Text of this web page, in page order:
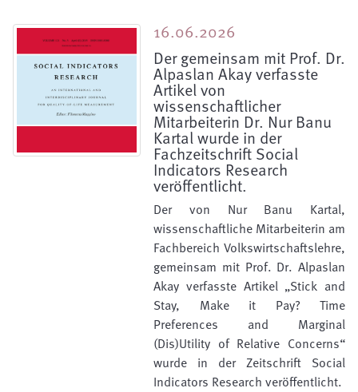
16.06.2026
Der gemeinsam mit Prof. Dr.
Alpaslan Akay verfasste
Artikel von
wissenschaftlicher
Mitarbeiterin Dr. Nur Banu
Kartal wurde in der
Fachzeitschrift Social
Indicators Research
veröffentlicht.
Der von Nur Banu Kartal,
wissenschaftliche Mitarbeiterin am
Fachbereich Volkswirtschaftslehre,
gemeinsam mit Prof. Dr. Alpaslan
Akay verfasste Artikel „Stick and
Stay, Make it Pay? Time
Preferences and Marginal
(Dis)Utility of Relative Concerns“
wurde in der Zeitschrift Social
Indicators Research veröffentlicht.